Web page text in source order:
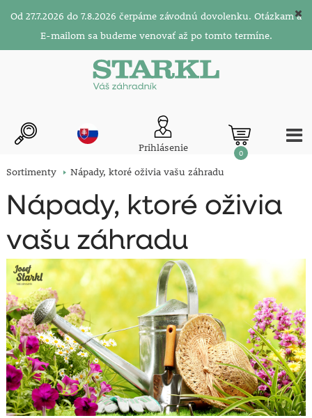
Od 27.7.2026 do 7.8.2026 čerpáme závodnú dovolenku. Otázkam a
E-mailom sa budeme venovať až po tomto termíne.
Prihlásenie 0
Sortimenty Nápady, ktoré oživia vašu záhradu
Nápady, ktoré oživia
vašu záhradu